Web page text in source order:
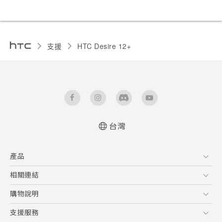
支援 HTC Desire 12+‎
User manual
台灣
產品
5G
智慧型手機
配件
相關連結
HTC Research
購物說明
購物須知
支援服務